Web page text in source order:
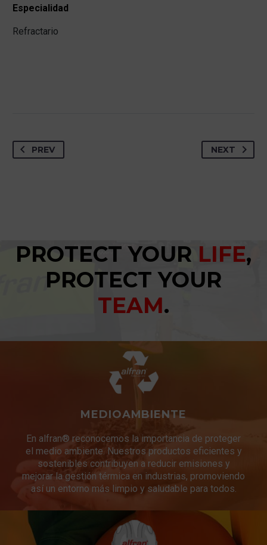
Especialidad
Refractario
PREV NEXT
PROTECT YOUR LIFE,
PROTECT YOUR
TEAM.
MEDIOAMBIENTE
En alfran® reconocemos la importancia de proteger
el medio ambiente. Nuestros productos eficientes y
sostenibles contribuyen a reducir emisiones y
mejorar la gestión térmica en industrias, promoviendo
así un entorno más limpio y saludable para todos.